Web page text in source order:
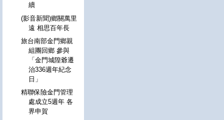
續
(影音新聞)鄉關萬里
遠 相思百年長
旅台南部金門鄉親
組團回鄉 參與
「金門城隍爺遷
治336週年紀念
日」
精聯保險金門管理
處成立5週年 各
界申賀